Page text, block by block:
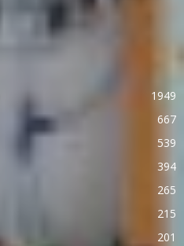
1949
667
539
394
265
215
201